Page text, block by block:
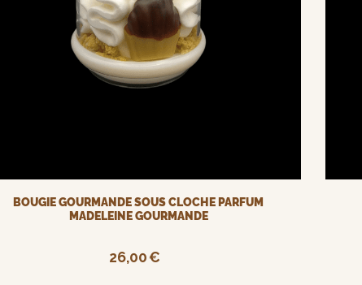
BOUGIE GOURMANDE SOUS CLOCHE PARFUM
MADELEINE GOURMANDE
26,00€